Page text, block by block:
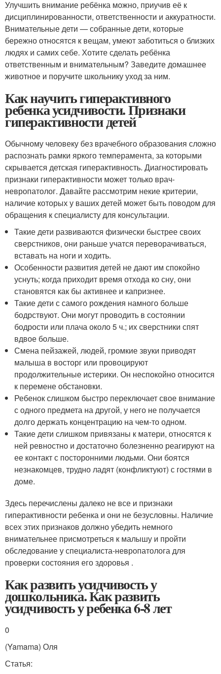
Улучшить внимание ребёнка можно, приучив её к
дисциплинированности, ответственности и аккуратности.
Внимательные дети — собранные дети, которые
бережно относятся к вещам, умеют заботиться о близких
людях и самих себе. Хотите сделать ребёнка
ответственным и внимательным? Заведите домашнее
животное и поручите школьнику уход за ним.
Как научить гиперактивного
ребенка усидчивости. Признаки
гиперактивности детей
Обычному человеку без врачебного образования сложно
распознать рамки яркого темперамента, за которыми
скрывается детская гиперактивность. Диагностировать
признаки гиперактивности может только врач-
невропатолог. Давайте рассмотрим некие критерии,
наличие которых у ваших детей может быть поводом для
обращения к специалисту для консультации.
Такие дети развиваются физически быстрее своих
сверстников, они раньше учатся переворачиваться,
вставать на ноги и ходить.
Особенности развития детей не дают им спокойно
уснуть; когда приходит время отхода ко сну, они
становятся как бы активнее и капризнее.
Такие дети с самого рождения намного больше
бодрствуют. Они могут проводить в состоянии
бодрости или плача около 5 ч.; их сверстники спят
вдвое больше.
Смена пейзажей, людей, громкие звуки приводят
малыша в восторг или провоцируют
продолжительные истерики. Он неспокойно относится
к перемене обстановки.
Ребенок слишком быстро переключает свое внимание
с одного предмета на другой, у него не получается
долго держать концентрацию на чем-то одном.
Такие дети слишком привязаны к матери, относятся к
ней ревностно и достаточно болезненно реагируют на
ее контакт с посторонними людьми. Они боятся
незнакомцев, трудно ладят (конфликтуют) с гостями в
доме.
Здесь перечислены далеко не все и признаки
гиперактивности ребенка и они не безусловны. Наличие
всех этих признаков должно убедить немного
внимательнее присмотреться к малышу и пройти
обследование у специалиста-невропатолога для
проверки состояния его здоровья .
Как развить усидчивость у
дошкольника. Как развить
усидчивость у ребенка 6-8 лет
0
(Yamama) Оля
Статья: